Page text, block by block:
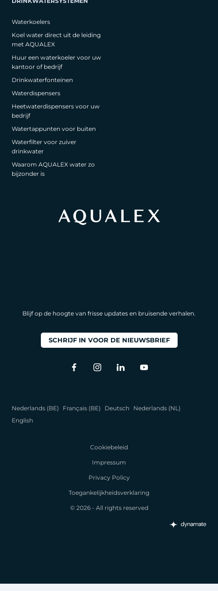
Waterkoelers
Koel water direct uit de leiding
met AQUALEX
Huur een waterkoeler voor uw
kantoor of bedrijf
Drinkwaterfonteinen
Waterdispensers
Heetwaterdispensers voor uw
bedrijf
Watertappunten voor buiten
Waterfilter voor zuiver
drinkwater
Waarom AQUALEX water zo
bijzonder is
Blijf op de hoogte van frisse updates en bruisende verhalen.
SCHRIJF IN VOOR DE NIEUWSBRIEF
Nederlands (BE) Français (BE) Deutsch
Nederlands (NL)
English
Cookiebeleid
Impressum
Privacy Policy
Toegankelijkheidsverklaring
© 2026 - All rights reserved